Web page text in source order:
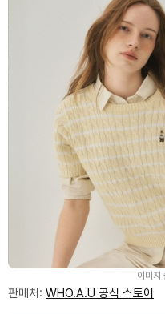
이미지
판매처: WHO.A.U 공식 스토어